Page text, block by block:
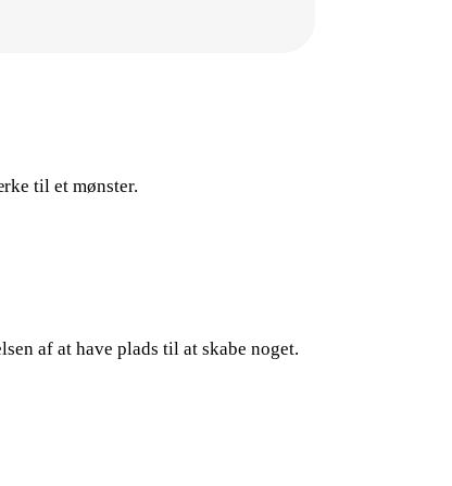
til et mønster.
af at have plads til at skabe noget.